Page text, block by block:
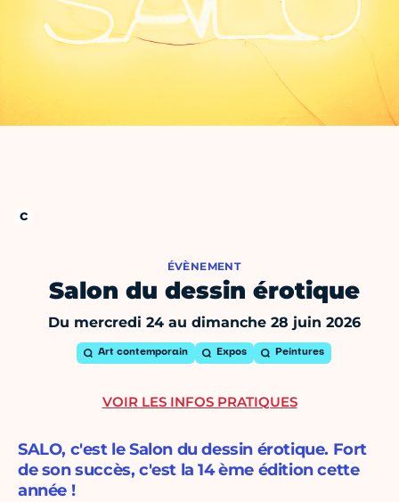
ÉVÈNEMENT
Salon du dessin érotique
Du mercredi 24 au dimanche 28 juin 2026
Art contemporain Expos Peintures
SALO, c'est le Salon du dessin érotique. Fort
de son succès, c'est la 14 ème édition cette
année !
VOIR LES INFOS PRATIQUES